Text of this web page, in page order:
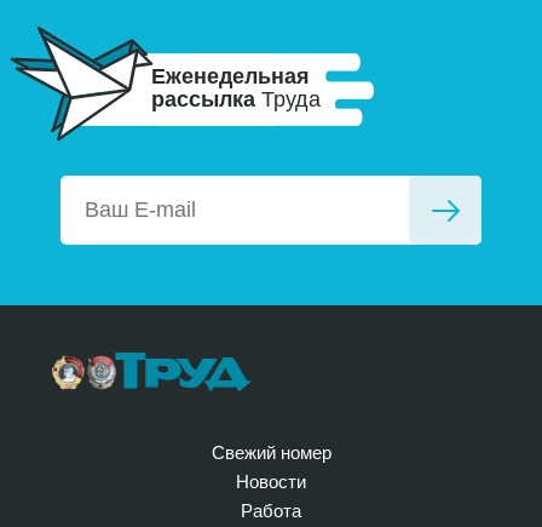
Еженедельная
рассылка Труда
Свежий номер
Новости
Работа